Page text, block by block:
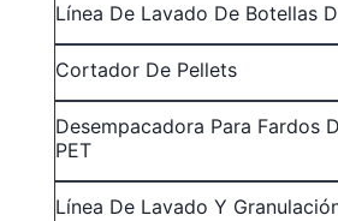
Línea De Lavado De Botellas
Cortador De Pellets
Desempacadora Para Fardos
PET
Línea De Lavado Y